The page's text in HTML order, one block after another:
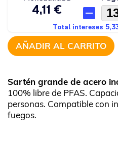
AÑADIR AL CARRITO
Sartén grande de acero
100% libre de PFAS.
personas. Compatible con
fuegos.